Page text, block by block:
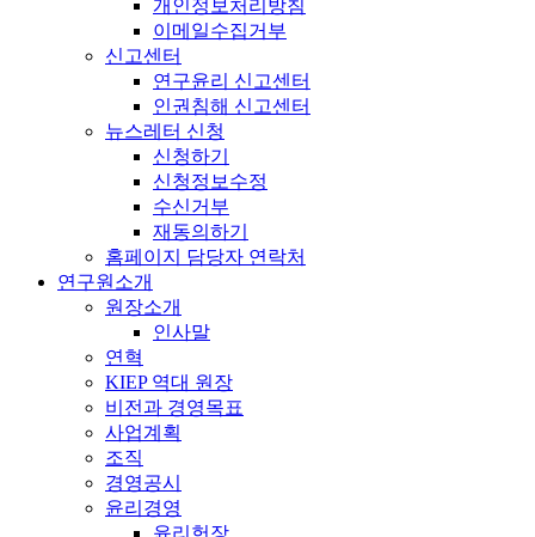
개인정보처리방침
이메일수집거부
신고센터
연구윤리 신고센터
인권침해 신고센터
뉴스레터 신청
신청하기
신청정보수정
수신거부
재동의하기
홈페이지 담당자 연락처
연구원소개
원장소개
인사말
연혁
KIEP 역대 원장
비전과 경영목표
사업계획
조직
경영공시
윤리경영
윤리헌장